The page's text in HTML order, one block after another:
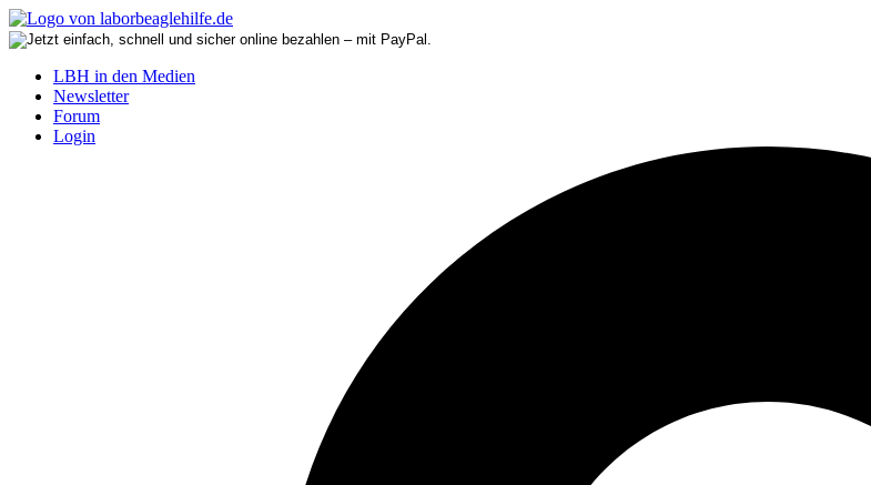
LBH in den Medien
Newsletter
Forum
Login